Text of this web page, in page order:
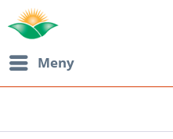
Meny